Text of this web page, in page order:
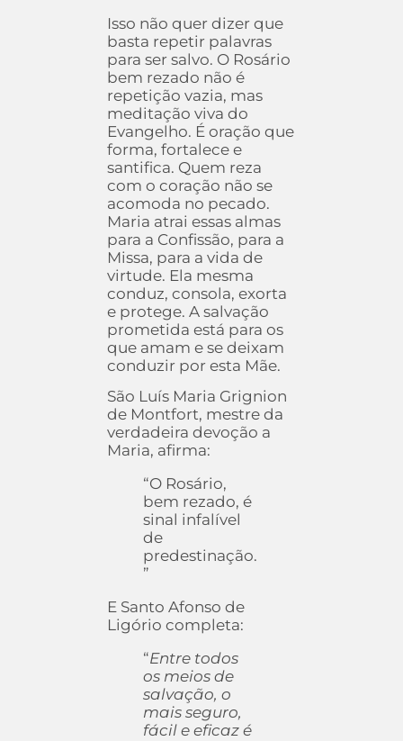
Isso não quer dizer que
basta repetir palavras
para ser salvo. O Rosário
bem rezado não é
repetição vazia, mas
meditação viva do
Evangelho. É oração que
forma, fortalece e
santifica. Quem reza
com o coração não se
acomoda no pecado.
Maria atrai essas almas
para a Confissão, para a
Missa, para a vida de
virtude. Ela mesma
conduz, consola, exorta
e protege. A salvação
prometida está para os
que amam e se deixam
conduzir por esta Mãe.
São Luís Maria Grignion
de Montfort, mestre da
verdadeira devoção a
Maria, afirma:
“O Rosário,
bem rezado, é
sinal infalível
de
predestinação.
”
E Santo Afonso de
Ligório completa:
“Entre todos
os meios de
salvação, o
mais seguro,
fácil e eficaz é